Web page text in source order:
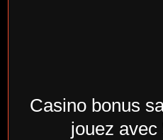
Casino bonus
jouez avec